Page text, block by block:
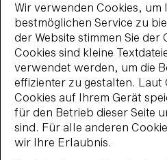
paypal
Wiederkehrende Lastschrift
Visa
Impressum
Datenschutz
Widerrufsbelehrung
Vertrag widerrufen
Barrierefreiheit
Impressum
AGB
Widerrufsbelehrung
Wir verwenden Cookies, um
bestmöglichen Service zu
der Website stimmen Sie
Cookies sind kleine
verwendet werden, um die
effizienter zu gestalten. Laut
Cookies auf Ihrem Gerät
für den Betrieb dieser Seite
sind. Für alle anderen
wir Ihre Erlaubnis.